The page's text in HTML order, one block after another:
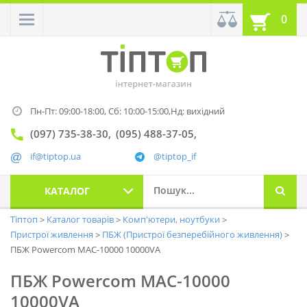
0
Пн-Пт: 09:00-18:00,Сб: 10:00-15:00,Нд: вихідний
(097) 735-38-30 (095) 488-37-05
@tiptop_if
if@tiptop.ua
КАТАЛОГ
Тіптоп Каталог товарів
Комп'ютери, ноутбуки
Пристрої живлення
ПБЖ (Пристрої безперебійного живлення)
ПБЖ Powercom MAC-10000 10000VA
ПБЖ Powercom MAC-10000
10000VA